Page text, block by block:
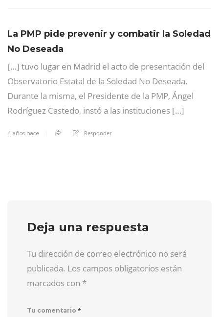
La PMP pide prevenir y combatir la Soledad
No Deseada
[…] tuvo lugar en Madrid el acto de presentación del
Observatorio Estatal de la Soledad No Deseada.
Durante la misma, el Presidente de la PMP, Ángel
Rodríguez Castedo, instó a las instituciones […]
4 años hace Responder
Deja una respuesta
Tu dirección de correo electrónico no será
publicada. Los campos obligatorios están
marcados con *
Tu comentario *